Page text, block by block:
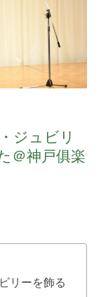
ジュビリ
＠神戸俱楽
リーを飾る